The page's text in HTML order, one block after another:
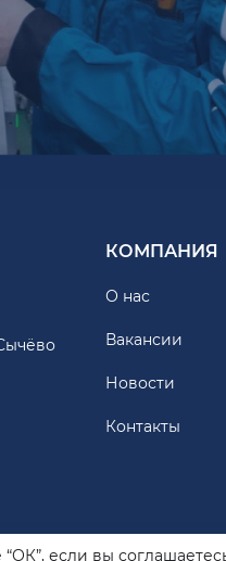
КОМПАНИЯ
О нас
Вакансии
Новости
Контакты
если вы